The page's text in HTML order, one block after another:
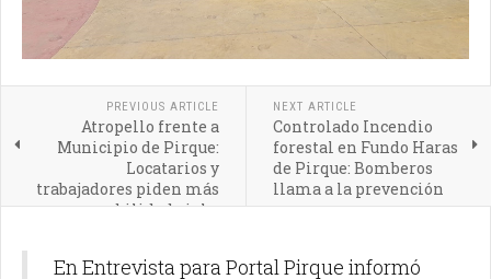
PREVIOUS ARTICLE
Atropello frente a
Municipio de Pirque:
Locatarios y
trabajadores piden más
responsabilidad vial a
NEXT ARTICLE
Controlado Incendio
forestal en Fundo Haras
de Pirque: Bomberos
llama a la prevención
En Entrevista para Portal Pirque informó